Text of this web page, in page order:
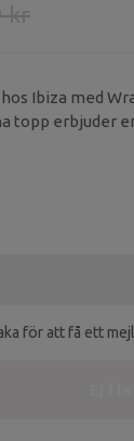
kr
Ibiza med
topp erbjuder
för att få ett